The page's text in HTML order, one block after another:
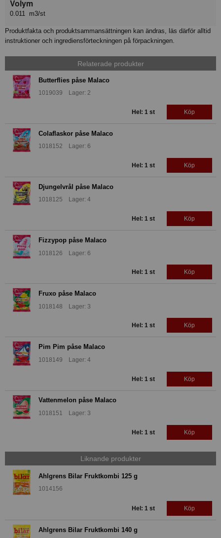
Volym
0.011 m3/st
Produktfakta och produktsammansättningen kan ändras, läs därför alltid
instruktioner och ingrediensförteckningen på förpackningen.
Relaterade produkter
Butterflies påse Malaco
1019039 Lager: 2
Hel: 1 st Köp
Colaflaskor påse Malaco
1018152 Lager: 6
Hel: 1 st Köp
Djungelvrål påse Malaco
1018125 Lager: 4
Hel: 1 st Köp
Fizzypop påse Malaco
1018126 Lager: 6
Hel: 1 st Köp
Fruxo påse Malaco
1018148 Lager: 3
Hel: 1 st Köp
Pim Pim påse Malaco
1018149 Lager: 4
Hel: 1 st Köp
Vattenmelon påse Malaco
1018151 Lager: 3
Hel: 1 st Köp
Liknande produkter
Ahlgrens Bilar Fruktkombi 125 g
1014156
Hel: 1 st Köp
Ahlgrens Bilar Fruktkombi 140 g